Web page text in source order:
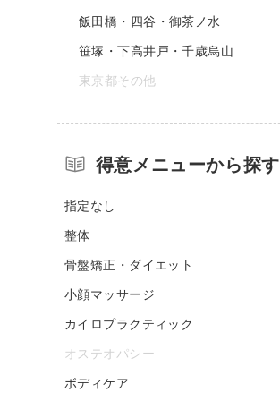
飯田橋・四谷・御茶ノ水
笹塚・下高井戸・千歳烏山
東京都その他
得意メニューから探す
指定なし
整体
骨盤矯正・ダイエット
小顔マッサージ
カイロプラクティック
オステオパシー
ボディケア